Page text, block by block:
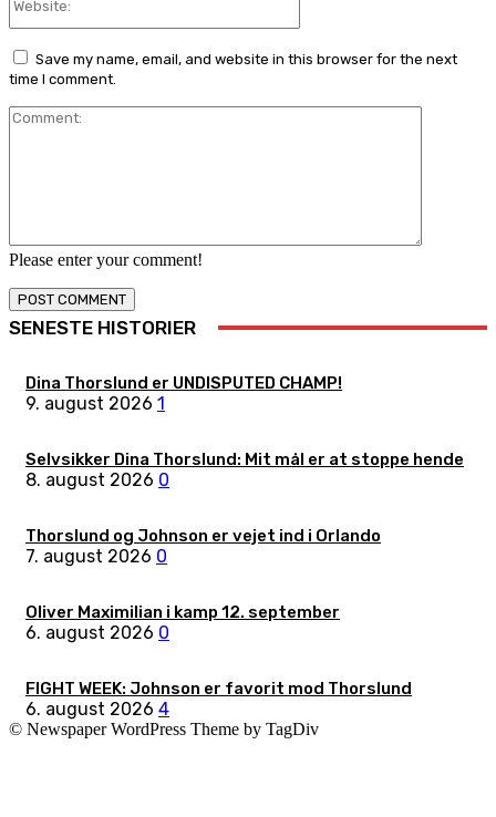
Please enter your comment!
Save my name, email, and website in this browser for the next
time I comment.
SENESTE HISTORIER
Dina Thorslund er UNDISPUTED CHAMP!
9. august 2026 1
Selvsikker Dina Thorslund: Mit mål er at stoppe hende
8. august 2026 0
Thorslund og Johnson er vejet ind i Orlando
7. august 2026 0
Oliver Maximilian i kamp 12. september
6. august 2026 0
FIGHT WEEK: Johnson er favorit mod Thorslund
6. august 2026 4
© Newspaper WordPress Theme by TagDiv